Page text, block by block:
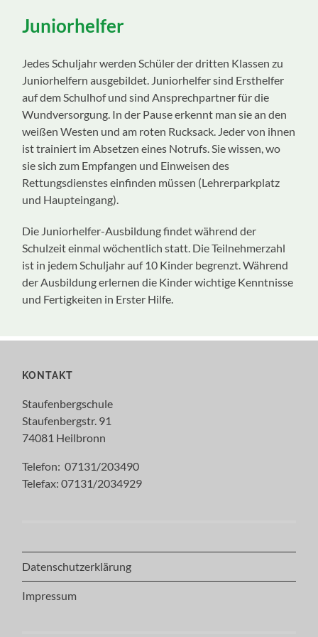
Juniorhelfer
Jedes Schuljahr werden Schüler der dritten Klassen zu
Juniorhelfern ausgebildet. Juniorhelfer sind Ersthelfer
auf dem Schulhof und sind Ansprechpartner für die
Wundversorgung. In der Pause erkennt man sie an den
weißen Westen und am roten Rucksack. Jeder von ihnen
ist trainiert im Absetzen eines Notrufs. Sie wissen, wo
sie sich zum Empfangen und Einweisen des
Rettungsdienstes einfinden müssen (Lehrerparkplatz
und Haupteingang).
Die Juniorhelfer-Ausbildung findet während der
Schulzeit einmal wöchentlich statt. Die Teilnehmerzahl
ist in jedem Schuljahr auf 10 Kinder begrenzt. Während
der Ausbildung erlernen die Kinder wichtige Kenntnisse
und Fertigkeiten in Erster Hilfe.
KONTAKT
Staufenbergschule
Staufenbergstr. 91
74081 Heilbronn
Telefon: 07131/203490
Telefax: 07131/2034929
Datenschutzerklärung
Impressum